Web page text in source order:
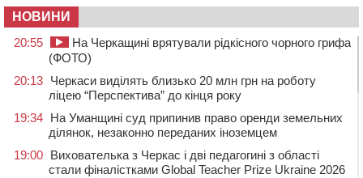
НОВИНИ
20:55
На Черкащині врятували рідкісного чорного грифа
(ФОТО)
20:13 Черкаси виділять близько 20 млн грн на роботу
ліцею “Перспектива” до кінця року
19:34 На Уманщині суд припинив право оренди земельних
ділянок, незаконно переданих іноземцем
19:00 Вихователька з Черкас і дві педагогині з області
стали фіналістками Global Teacher Prize Ukraine 2026